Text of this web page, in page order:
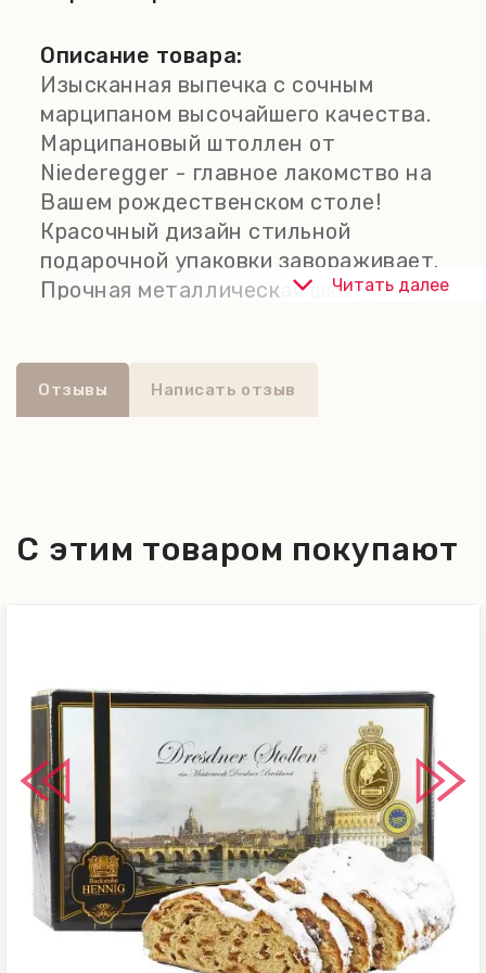
Описание товара:
Изысканная выпечка с сочным
марципаном высочайшего качества.
Марципановый штоллен от
Niederegger - главное лакомство на
Вашем рождественском столе!
Красочный дизайн стильной
подарочной упаковки завораживает.
Прочная металлическая шкатулка
Читать далее
Отзывы Написать отзыв
С этим товаром покупают